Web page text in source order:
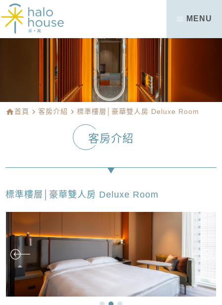
MENU
home首頁 navigate_next客房介紹 navigate_next標準樓層│豪華雙人房 Deluxe Room
客房介紹
標準樓層│豪華雙人房 Deluxe Room